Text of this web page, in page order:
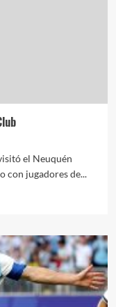
el Neuquén
con jugadores de...